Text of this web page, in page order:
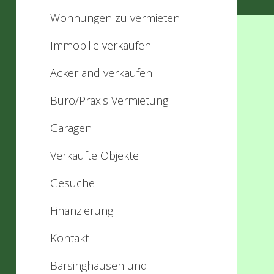
Wohnungen zu vermieten
Immobilie verkaufen
Ackerland verkaufen
Büro/Praxis Vermietung
Garagen
Verkaufte Objekte
Gesuche
Finanzierung
Kontakt
Barsinghausen und